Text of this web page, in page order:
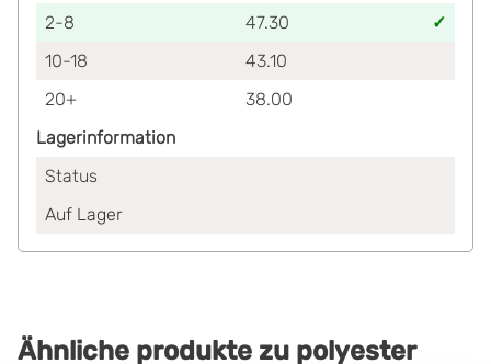
2-8
47.30
10-18
43.10
20+
38.00
Lagerinformation
Status
Auf Lager
Ähnliche produkte zu polyester